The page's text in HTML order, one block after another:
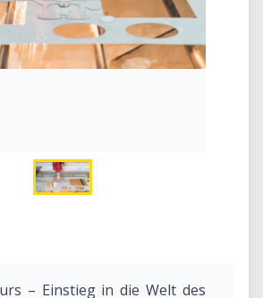
– Einstieg in die Welt des